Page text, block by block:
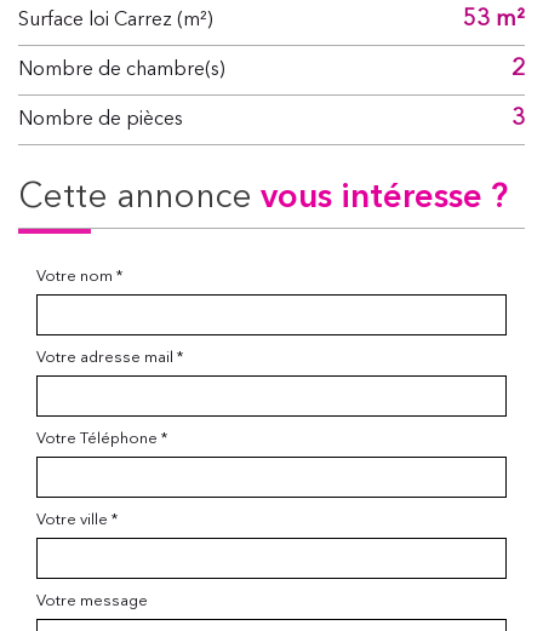
Surface loi Carrez (m²) 53 m²
Nombre de chambre(s) 2
Nombre de pièces 3
cette annonce vous intéresse ?
Votre nom *
Votre adresse mail *
Votre Téléphone *
Votre ville *
Votre message